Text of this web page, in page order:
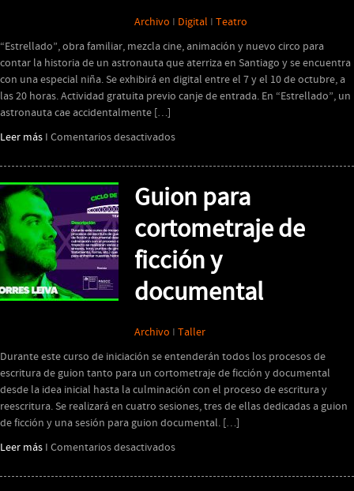
Archivo I Digital I Teatro
“Estrellado”, obra familiar, mezcla cine, animación y nuevo circo para
contar la historia de un astronauta que aterriza en Santiago y se encuentra
con una especial niña. Se exhibirá en digital entre el 7 y el 10 de octubre, a
las 20 horas. Actividad gratuita previo canje de entrada. En “Estrellado”, un
astronauta cae accidentalmente […]
Leer más I Comentarios desactivadosen
Compartido
“Estrellado”
Guion para
cortometraje de
ficción y
documental
Archivo I Taller
Durante este curso de iniciación se entenderán todos los procesos de
escritura de guion tanto para un cortometraje de ficción y documental
desde la idea inicial hasta la culminación con el proceso de escritura y
reescritura. Se realizará en cuatro sesiones, tres de ellas dedicadas a guion
de ficción y una sesión para guion documental. […]
Leer más I Comentarios desactivadosen
para